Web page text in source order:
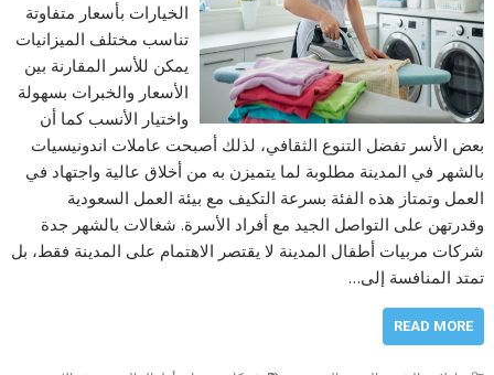
الخيارات بأسعار متفاوتة
تناسب مختلف الميزانيات
يمكن للأسر المقارنة بين
الأسعار والخبرات بسهولة
واختيار الأنسب كما أن
بعض الأسر تفضل التنوع الثقافي، لذلك أصبحت عاملات اندونيسيات
بالشهر في المدينة مطلوبة لما يتميزن به من أخلاق عالية واجتهاد في
العمل وتمتاز هذه الفئة بسرعة التكيف مع بيئة العمل السعودية
وقدرتهن على التواصل الجيد مع أفراد الأسرة. شغالات بالشهر جدة
شركات مربيات أطفال المدينة لا يقتصر الاهتمام على المدينة فقط، بل
تمتد المنافسة إلى…
READ MORE